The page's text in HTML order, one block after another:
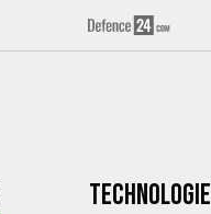
Technologie